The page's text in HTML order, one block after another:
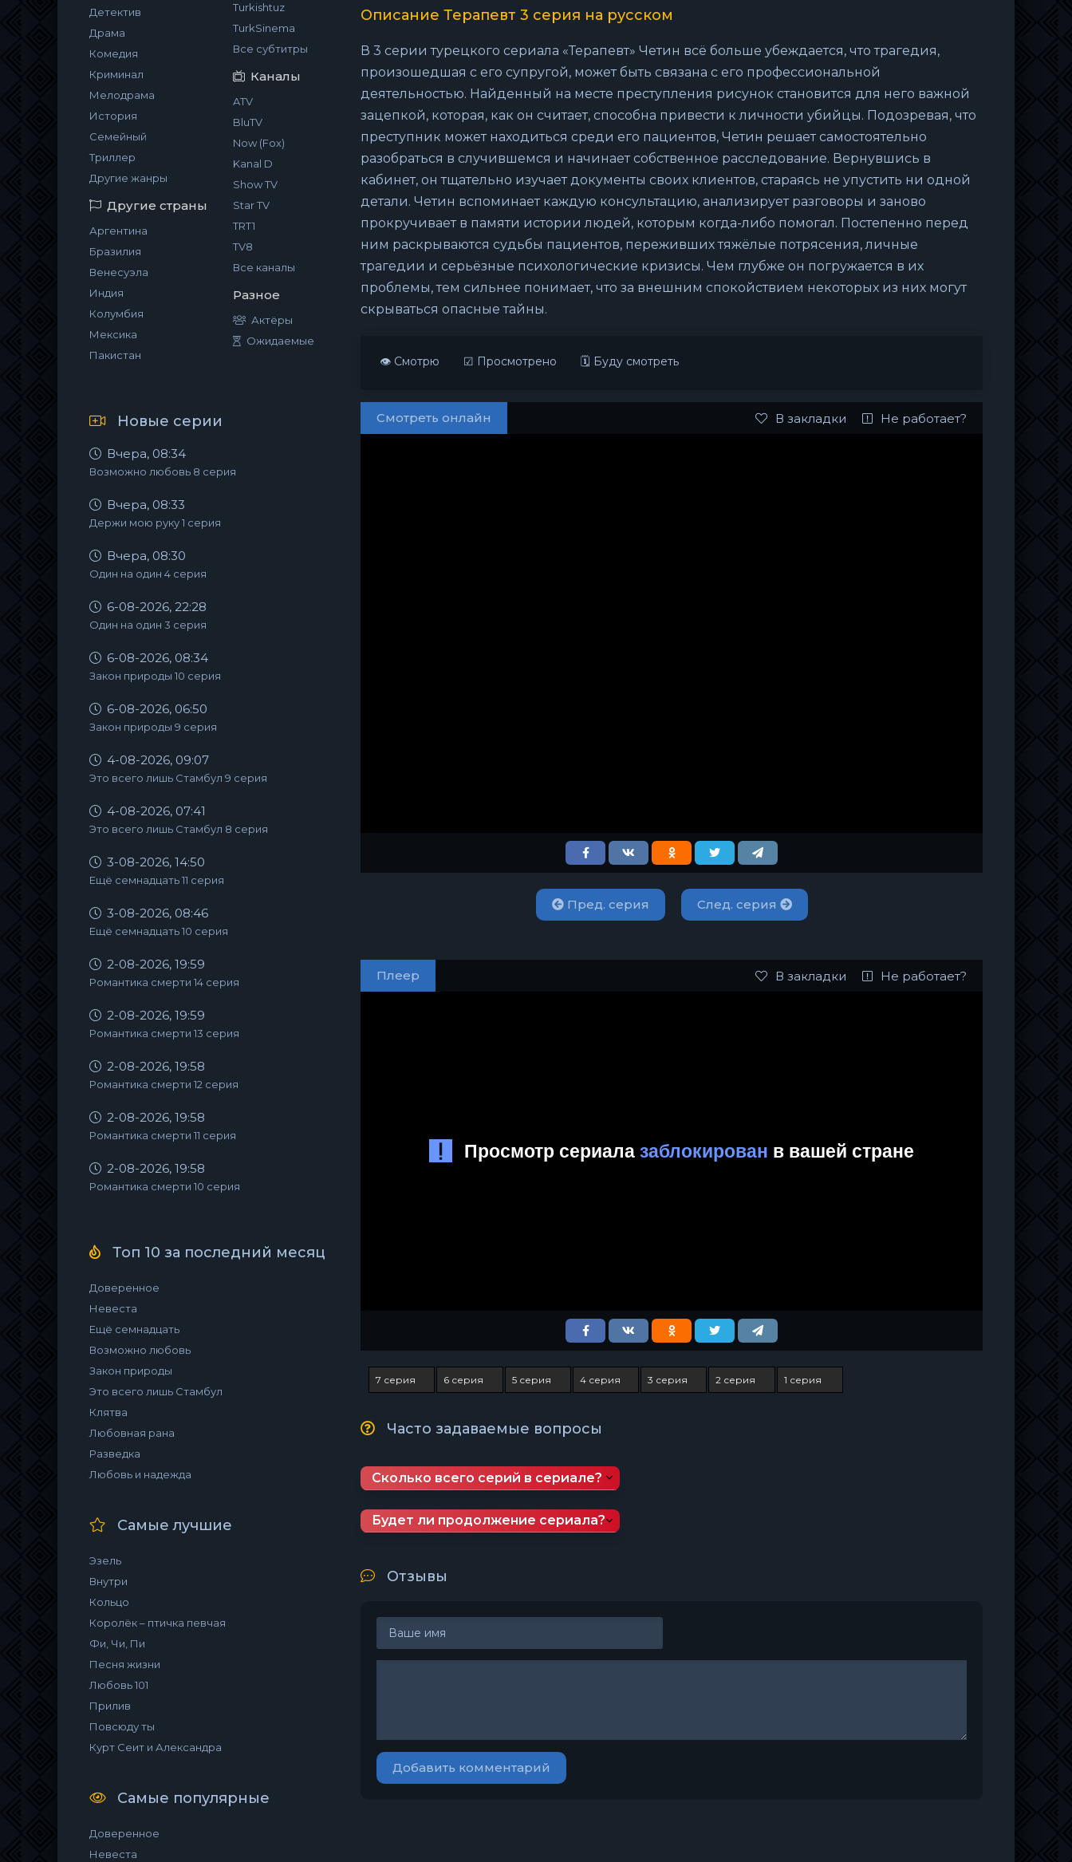
Детектив
Драма
Комедия
Криминал
Мелодрама
История
Семейный
Триллер
Другие жанры
Другие страны
Аргентина
Бразилия
Венесуэла
Индия
Колумбия
Мексика
Пакистан
Turkishtuz
TurkSinema
Все субтитры
Каналы
ATV
BluTV
Now (Fox)
Kanal D
Show TV
Star TV
TRT1
TV8
Все каналы
Разное
Актёры
Ожидаемые
Новые серии
Вчера, 08:34
Возможно любовь 8 серия
Вчера, 08:33
Держи мою руку 1 серия
Вчера, 08:30
Один на один 4 серия
6-08-2026, 22:28
Один на один 3 серия
6-08-2026, 08:34
Закон природы 10 серия
6-08-2026, 06:50
Закон природы 9 серия
4-08-2026, 09:07
Это всего лишь Стамбул 9 серия
4-08-2026, 07:41
Это всего лишь Стамбул 8 серия
3-08-2026, 14:50
Ещё семнадцать 11 серия
3-08-2026, 08:46
Ещё семнадцать 10 серия
2-08-2026, 19:59
Романтика смерти 14 серия
2-08-2026, 19:59
Романтика смерти 13 серия
2-08-2026, 19:58
Романтика смерти 12 серия
2-08-2026, 19:58
Романтика смерти 11 серия
2-08-2026, 19:58
Романтика смерти 10 серия
Топ 10 за последний месяц
Доверенное
Невеста
Ещё семнадцать
Возможно любовь
Закон природы
Это всего лишь Стамбул
Клятва
Любовная рана
Разведка
Любовь и надежда
Самые лучшие
Эзель
Внутри
Кольцо
Королёк – птичка певчая
Фи, Чи, Пи
Песня жизни
Любовь 101
Прилив
Повсюду ты
Курт Сеит и Александра
Самые популярные
Доверенное
Невеста
Описание Терапевт 3 серия на русском
В 3 серии турецкого сериала «Терапевт» Четин всё больше убеждается, что трагедия,
произошедшая с его супругой, может быть связана с его профессиональной
деятельностью. Найденный на месте преступления рисунок становится для него важной
зацепкой, которая, как он считает, способна привести к личности убийцы. Подозревая, что
преступник может находиться среди его пациентов, Четин решает самостоятельно
разобраться в случившемся и начинает собственное расследование. Вернувшись в
кабинет, он тщательно изучает документы своих клиентов, стараясь не упустить ни одной
детали. Четин вспоминает каждую консультацию, анализирует разговоры и заново
прокручивает в памяти истории людей, которым когда-либо помогал. Постепенно перед
ним раскрываются судьбы пациентов, переживших тяжёлые потрясения, личные
трагедии и серьёзные психологические кризисы. Чем глубже он погружается в их
проблемы, тем сильнее понимает, что за внешним спокойствием некоторых из них могут
скрываться опасные тайны.
👁 Смотрю ☑ Просмотрено 🗓 Буду смотреть
Смотреть онлайн В закладки Не работает?
Пред. серия След. серия
Плеер В закладки Не работает?
7 серия 6 серия 5 серия 4 серия 3 серия 2 серия 1 серия
Часто задаваемые вопросы
Сколько всего серий в сериале?
Будет ли продолжение сериала?
Отзывы
Добавить комментарий